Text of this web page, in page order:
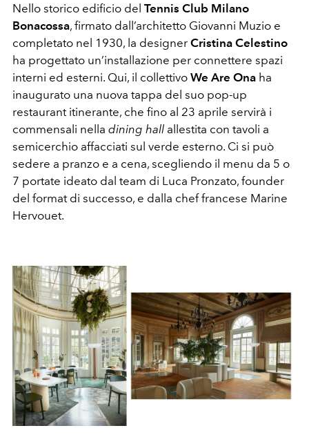
Nello storico edificio del Tennis Club Milano
Bonacossa, firmato dall’architetto Giovanni Muzio e
completato nel 1930, la designer Cristina Celestino
ha progettato un’installazione per connettere spazi
interni ed esterni. Qui, il collettivo We Are Ona ha
inaugurato una nuova tappa del suo pop-up
restaurant itinerante, che fino al 23 aprile servirà i
commensali nella dining hall allestita con tavoli a
semicerchio affacciati sul verde esterno. Ci si può
sedere a pranzo e a cena, scegliendo il menu da 5 o
7 portate ideato dal team di Luca Pronzato, founder
del format di successo, e dalla chef francese Marine
Hervouet.